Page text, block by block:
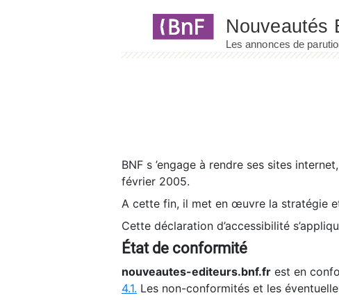
BNF s ’engage à rendre ses sites
février 2005.
A cette fin, il met en œuvre la stratégie
Cette déclaration d’accessibilité
État de conformité
nouveautes-editeurs.bnf.fr est en
4.1. Les non-conformités et les